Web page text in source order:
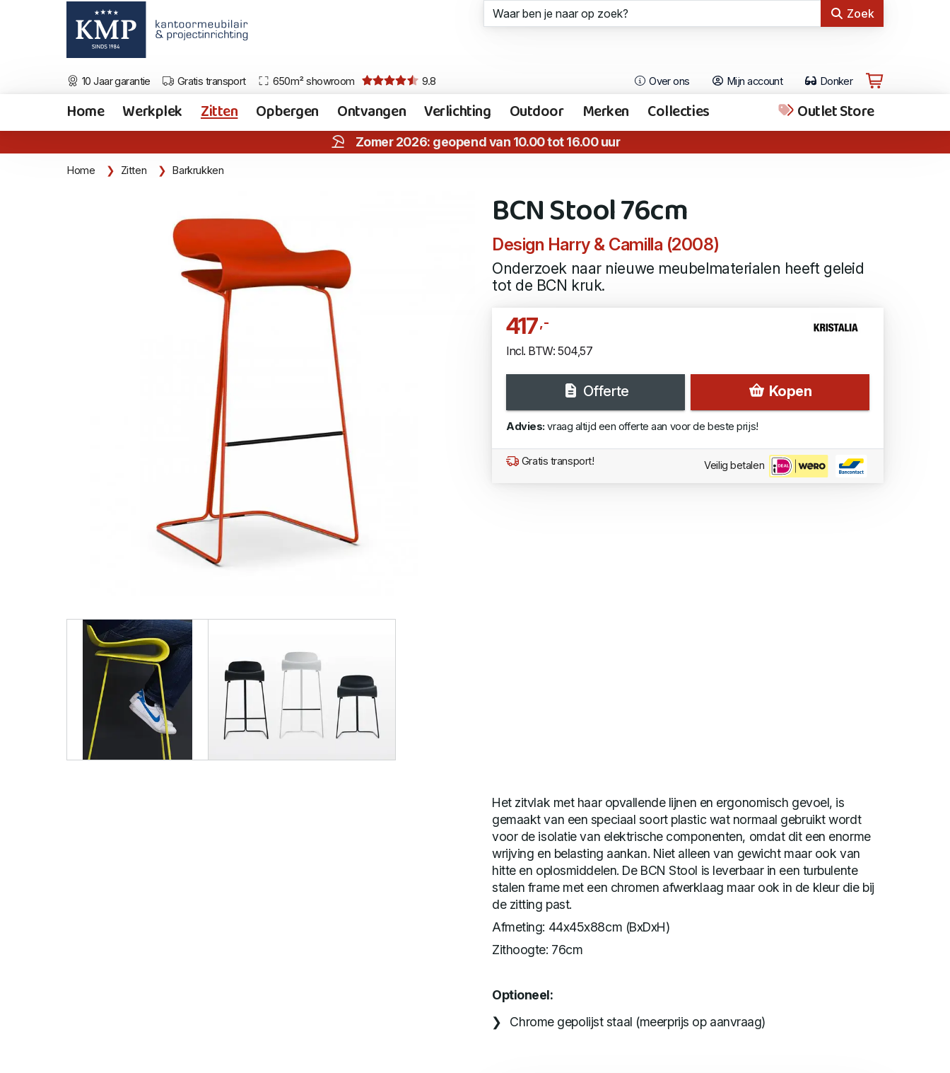
Zoek
10 Jaar garantie Gratis transport 650m² showroom 9.8 Over ons Mijn account Donker
Home Werkplek Zitten Opbergen Ontvangen Verlichting Outdoor Merken Collecties Outlet Store
Zomer 2026: geopend van 10.00 tot 16.00 uur
Home Zitten Barkrukken
BCN Stool 76cm
Design Harry & Camilla (2008)
Onderzoek naar nieuwe meubelmaterialen heeft geleid
tot de BCN kruk.
417,-
Incl. BTW: 504,57
Offerte Kopen
Advies: vraag altijd een offerte aan voor de beste prijs!
Gratis transport! Veilig betalen
Het zitvlak met haar opvallende lijnen en ergonomisch gevoel, is
gemaakt van een speciaal soort plastic wat normaal gebruikt wordt
voor de isolatie van elektrische componenten, omdat dit een enorme
wrijving en belasting aankan. Niet alleen van gewicht maar ook van
hitte en oplosmiddelen. De BCN Stool is leverbaar in een turbulente
stalen frame met een chromen afwerklaag maar ook in de kleur die bij
de zitting past.
Afmeting: 44x45x88cm (BxDxH)
Zithoogte: 76cm
Optioneel:
Chrome gepolijst staal (meerprijs op aanvraag)